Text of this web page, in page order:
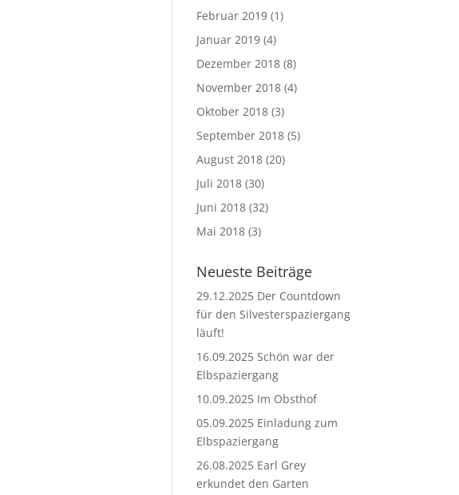
Februar 2019 (1)
Januar 2019 (4)
Dezember 2018 (8)
November 2018 (4)
Oktober 2018 (3)
September 2018 (5)
August 2018 (20)
Juli 2018 (30)
Juni 2018 (32)
Mai 2018 (3)
Neueste Beiträge
29.12.2025 Der Countdown
für den Silvesterspaziergang
läuft!
16.09.2025 Schön war der
Elbspaziergang
10.09.2025 Im Obsthof
05.09.2025 Einladung zum
Elbspaziergang
26.08.2025 Earl Grey
erkundet den Garten